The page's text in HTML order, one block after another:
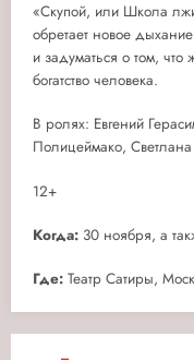
«Скупой, или Школа
обретает новое
и задуматься о том,
богатство человека.
В ролях: Евгений
Полицеймако,
12+
Когда: 30 ноября, а
Где: Театр Сатиры,